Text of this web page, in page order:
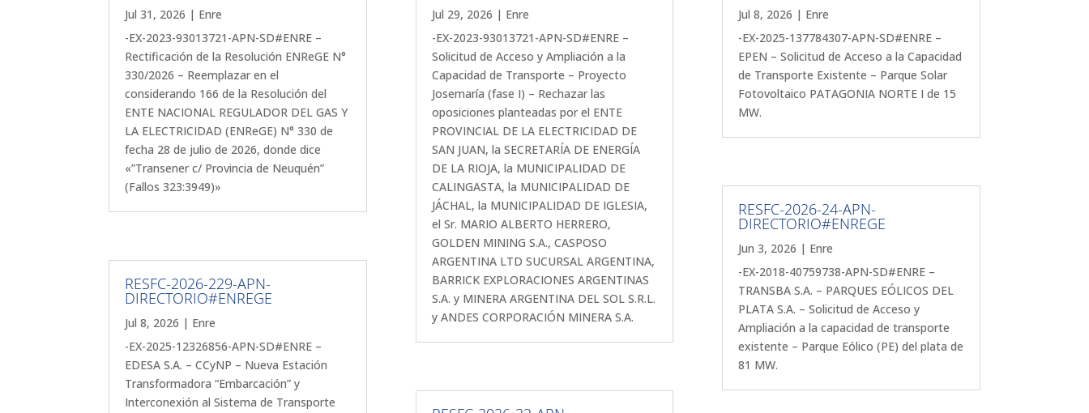
Jul 31, 2026 | Enre
-EX-2023-93013721-APN-SD#ENRE –
Rectificación de la Resolución ENReGE N°
330/2026 – Reemplazar en el
considerando 166 de la Resolución del
ENTE NACIONAL REGULADOR DEL GAS Y
LA ELECTRICIDAD (ENReGE) N° 330 de
fecha 28 de julio de 2026, donde dice
«”Transener c/ Provincia de Neuquén”
(Fallos 323:3949)»
RESFC-2026-229-APN-
DIRECTORIO#ENREGE
Jul 8, 2026 | Enre
-EX-2025-12326856-APN-SD#ENRE –
EDESA S.A. – CCyNP – Nueva Estación
Transformadora “Embarcación” y
Interconexión al Sistema de Transporte
Jul 29, 2026 | Enre
-EX-2023-93013721-APN-SD#ENRE –
Solicitud de Acceso y Ampliación a la
Capacidad de Transporte – Proyecto
Josemaría (fase I) – Rechazar las
oposiciones planteadas por el ENTE
PROVINCIAL DE LA ELECTRICIDAD DE
SAN JUAN, la SECRETARÍA DE ENERGÍA
DE LA RIOJA, la MUNICIPALIDAD DE
CALINGASTA, la MUNICIPALIDAD DE
JÁCHAL, la MUNICIPALIDAD DE IGLESIA,
el Sr. MARIO ALBERTO HERRERO,
GOLDEN MINING S.A., CASPOSO
ARGENTINA LTD SUCURSAL ARGENTINA,
BARRICK EXPLORACIONES ARGENTINAS
S.A. y MINERA ARGENTINA DEL SOL S.R.L.
y ANDES CORPORACIÓN MINERA S.A.
Jul 8, 2026 | Enre
-EX-2025-137784307-APN-SD#ENRE –
EPEN – Solicitud de Acceso a la Capacidad
de Transporte Existente – Parque Solar
Fotovoltaico PATAGONIA NORTE I de 15
MW.
RESFC-2026-24-APN-
DIRECTORIO#ENREGE
Jun 3, 2026 | Enre
-EX-2018-40759738-APN-SD#ENRE –
TRANSBA S.A. – PARQUES EÓLICOS DEL
PLATA S.A. – Solicitud de Acceso y
Ampliación a la capacidad de transporte
existente – Parque Eólico (PE) del plata de
81 MW.